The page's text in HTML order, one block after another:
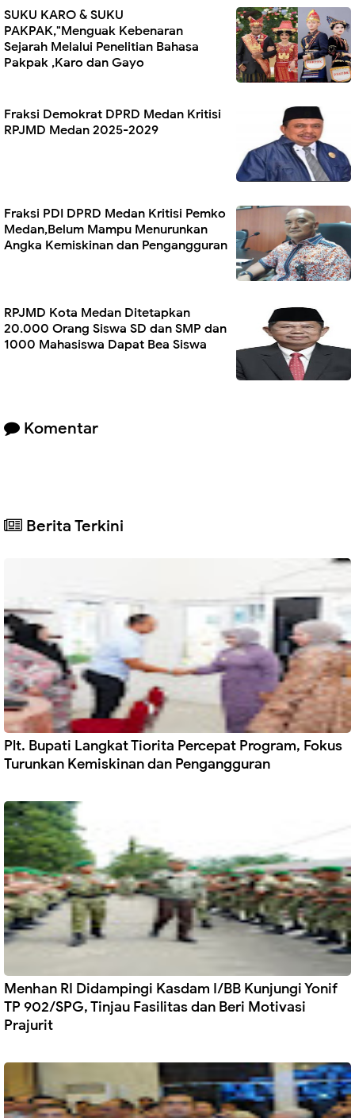
SUKU KARO & SUKU
PAKPAK,"Menguak Kebenaran
Sejarah Melalui Penelitian Bahasa
Pakpak ,Karo dan Gayo
Fraksi Demokrat DPRD Medan Kritisi
RPJMD Medan 2025-2029
Fraksi PDI DPRD Medan Kritisi Pemko
Medan,Belum Mampu Menurunkan
Angka Kemiskinan dan Pengangguran
RPJMD Kota Medan Ditetapkan
20.000 Orang Siswa SD dan SMP dan
1000 Mahasiswa Dapat Bea Siswa
Komentar
Berita Terkini
Plt. Bupati Langkat Tiorita Percepat Program, Fokus
Turunkan Kemiskinan dan Pengangguran
Menhan RI Didampingi Kasdam I/BB Kunjungi Yonif
TP 902/SPG, Tinjau Fasilitas dan Beri Motivasi
Prajurit